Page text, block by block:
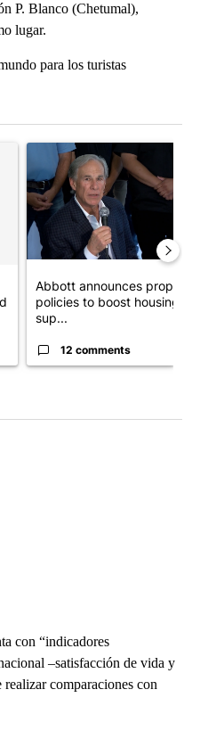
P. Blanco (Chetumal),
lugar.
para los turistas
subcommittee obtains
A trending article titled
Abbott announces
policies to boost housing
sup...
12 comments
con “indicadores
–satisfacción de vida y
comparaciones con